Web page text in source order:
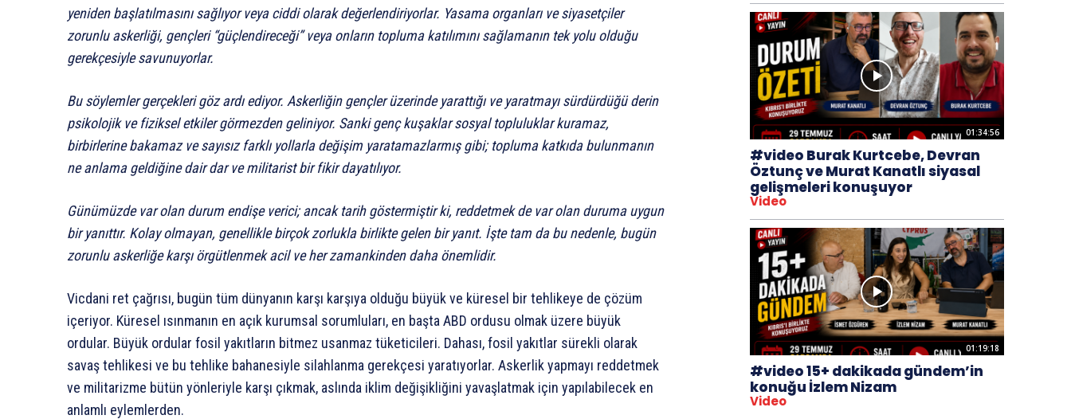
yeniden başlatılmasını sağlıyor veya ciddi olarak değerlendiriyorlar. Yasama organları ve siyasetçiler
zorunlu askerliği, gençleri “güçlendireceği” veya onların topluma katılımını sağlamanın tek yolu olduğu
gerekçesiyle savunuyorlar.
Bu söylemler gerçekleri göz ardı ediyor. Askerliğin gençler üzerinde yarattığı ve yaratmayı sürdürdüğü derin
psikolojik ve fiziksel etkiler görmezden geliniyor. Sanki genç kuşaklar sosyal topluluklar kuramaz,
birbirlerine bakamaz ve sayısız farklı yollarla değişim yaratamazlarmış gibi; topluma katkıda bulunmanın
ne anlama geldiğine dair dar ve militarist bir fikir dayatılıyor.
Günümüzde var olan durum endişe verici; ancak tarih göstermiştir ki, reddetmek de var olan duruma uygun
bir yanıttır. Kolay olmayan, genellikle birçok zorlukla birlikte gelen bir yanıt. İşte tam da bu nedenle, bugün
zorunlu askerliğe karşı örgütlenmek acil ve her zamankinden daha önemlidir.
Vicdani ret çağrısı, bugün tüm dünyanın karşı karşıya olduğu büyük ve küresel bir tehlikeye de çözüm
içeriyor. Küresel ısınmanın en açık kurumsal sorumluları, en başta ABD ordusu olmak üzere büyük
ordular. Büyük ordular fosil yakıtların bitmez usanmaz tüketicileri. Dahası, fosil yakıtlar sürekli olarak
savaş tehlikesi ve bu tehlike bahanesiyle silahlanma gerekçesi yaratıyorlar. Askerlik yapmayı reddetmek
ve militarizme bütün yönleriyle karşı çıkmak, aslında iklim değişikliğini yavaşlatmak için yapılabilecek en
anlamlı eylemlerden.
01:34:56
#video Burak Kurtcebe, Devran
Öztunç ve Murat Kanatlı siyasal
gelişmeleri konuşuyor
Video
01:19:18
#video 15+ dakikada gündem’in
konuğu İzlem Nizam
Video